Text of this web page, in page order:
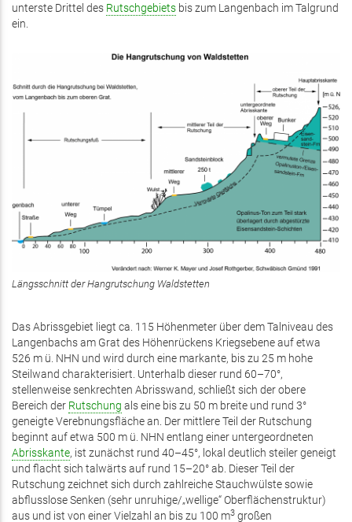
unterste Drittel des Rutschgebiets bis zum Langenbach im Talgrund
ein.
Längsschnitt der Hangrutschung Waldstetten
Das Abrissgebiet liegt ca. 115 Höhenmeter über dem Talniveau des
Langenbachs am Grat des Höhenrückens Kriegsebene auf etwa
526 m ü. NHN und wird durch eine markante, bis zu 25 m hohe
Steilwand charakterisiert. Unterhalb dieser rund 60–70°,
stellenweise senkrechten Abrisswand, schließt sich der obere
Bereich der Rutschung als eine bis zu 50 m breite und rund 3°
geneigte Verebnungsfläche an. Der mittlere Teil der Rutschung
beginnt auf etwa 500 m ü. NHN entlang einer untergeordneten
Abrisskante, ist zunächst rund 40–45°, lokal deutlich steiler geneigt
und flacht sich talwärts auf rund 15–20° ab. Dieser Teil der
Rutschung zeichnet sich durch zahlreiche Stauchwülste sowie
abflusslose Senken (sehr unruhige/„wellige“ Oberflächenstruktur)
aus und ist von einer Vielzahl an bis zu 100 m3 großen